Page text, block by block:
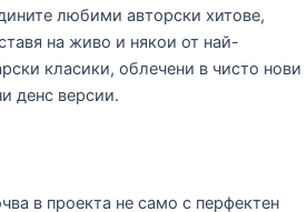
любими авторски хитове,
на живо и някои от най-
класики, облечени в чисто нови
денс версии.
в проекта не само с перфектен